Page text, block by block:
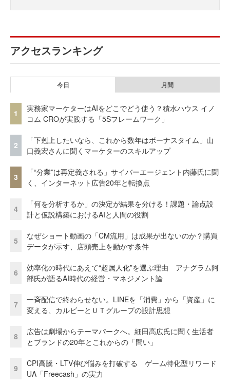
アクセスランキング
今日 月間
1
実務家マーケターはAIをどこでどう使う？積水ハウス イノ
コム CROが実践する「5Sフレームワーク」
2
「下剋上したいなら、これから数年はボーナスタイム」山
口義宏さんに聞くマーケターのスキルアップ
3
「“分業”は再定義される」サイバーエージェント内藤氏に聞
く、インターネット広告20年と転換点
4
「何を分析するか」の決定が結果を分ける！課題・論点設
計と仮説構築におけるAIと人間の役割
5
なぜショート動画の「CM流用」は成果が出ないのか？購買
データが示す、店頭売上を動かす条件
6
効率化の時代にあえて“超属人化”を選ぶ理由 アナグラム阿
部氏が語るAI時代の経営・マネジメント論
7
一斉配信で終わらせない。LINEを「消費」から「資産」に
変える、カルビーとＵＴグループの設計思想
8
広告は劇場からテーマパークへ。細田高広氏に聞く生活者
とブランドの20年とこれからの「問い」
9
CPI高騰・LTV伸び悩みを打破する ゲーム特化型リワード
UA「Freecash」の実力